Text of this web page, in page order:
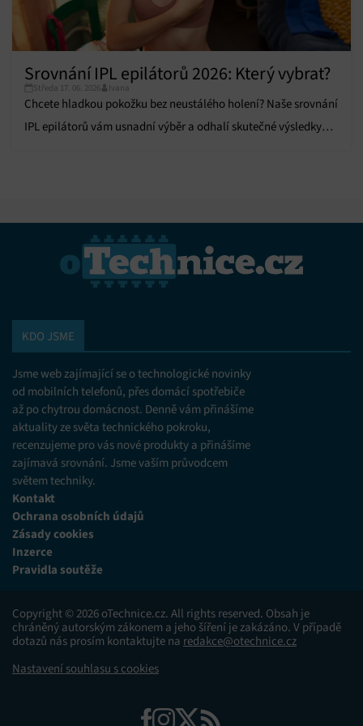
Srovnání IPL epilátorů 2026: Který vybrat?
Středa 17. 06. 2026 Ivana
Chcete hladkou pokožku bez neustálého holení? Naše srovnání
IPL epilátorů vám usnadní výběr a odhalí skutečné výsledky
KDO JSME
Jsme web zajímající se o technologické novinky
od mobilních telefonů, přes domácí spotřebiče
až po chytrou domácnost. Denně vám přinášíme
aktuality ze světa technického pokroku,
recenzujeme pro vás nové produkty a přinášíme
zajímavá srovnání. Jsme vaším průvodcem
světem techniky.
Kontakt
Ochrana osobních údajů
Zásady cookies
Inzerce
Pravidla soutěže
Copyright © 2026 oTechnice.cz. All rights reserved. Obsah je
chráněný autorským zákonem a jeho šíření je zakázáno. V případě
dotazů nás prosím kontaktujte na redakce@otechnice.cz
Nastavení souhlasu s cookies